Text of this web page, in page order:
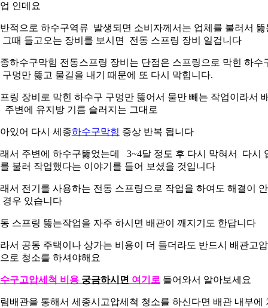
인데요
적으로 하수구역류 발생되면 소비자께서는 업체를 불러서 뚫
그때 들고오는 장비를 보시면 전동 스프링 장비 일겁니다
하수구막힘 전동스프링 장비는 단점은 스프링으로 막힌 하수
구멍만 뚫고 물길을 내기 때문에 또 다시 막힙니다.
링 장비로 막힌 하수구 구멍만 뚫어서 물만 빼는 작업이라서
주변에 유지방 기름 슬러지는 그대로
있어 다시 세종하수구막힘 증상 반복 됩니다
서 주변에 하수구뚫었는데 3~4달 정도 후 다시 막혀서 다시
불러 작업했다는 이야기를 들어 보셨을 것입니다
서 전기를 사용하는 전동 스프링으로 작업을 하여도 해결이
경우 있습니다
스프링 뚫는작업을 자주 하시면 배관이 깨지기도 한답니다
서 공동 주택이나 상가는 비용이 더 들더라도 반드시 배관고
로 청소를 하셔야해요
구고압세척 비용 궁금하시면 여기로 들어와서 알아보세요
배관을 통해서 세종시고압세척 청소를 하신다면 배관 내부에